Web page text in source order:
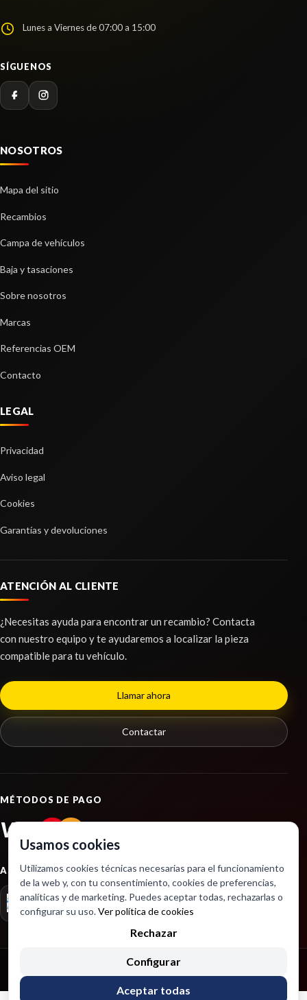
Lunes a Viernes de 07:00 a 15:00
SÍGUENOS
NOSOTROS
Mapa del sitio
Recambios
Campa de vehículos
Baja y tasaciones
Sobre nosotros
Marcas
Referencias OEM
Contacto
LEGAL
Privacidad
Aviso legal
Cookies
Garantías y devoluciones
ATENCIÓN AL CLIENTE
¿Necesitas ayuda para encontrar un recambio? Contacta
con nuestro equipo y te ayudaremos a localizar la pieza
compatible para tu vehículo.
Llamar ahora
Contactar
MÉTODOS DE PAGO
VISA PayPal
ASOCIACIONES
Copyright © 2026 Desarrollado por SeintoSoft
Usamos cookies
Utilizamos cookies técnicas necesarias para el funcionamiento
de la web y, con tu consentimiento, cookies de preferencias,
analíticas y de marketing. Puedes aceptar todas, rechazarlas o
configurar su uso.Ver política de cookies
Rechazar
Configurar
Aceptar todas